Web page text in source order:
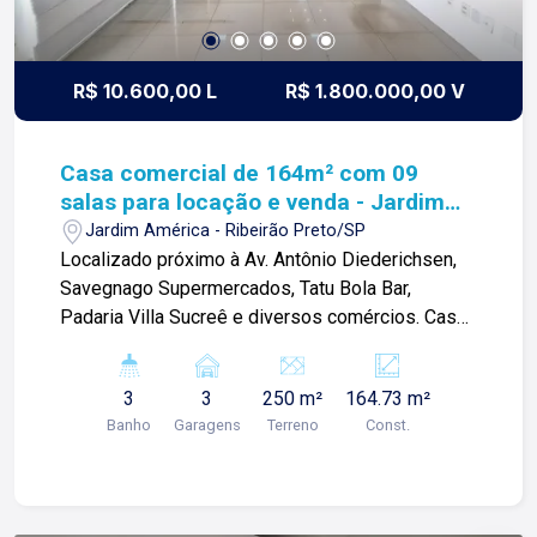
R$ 10.600,00 L R$ 1.800.000,00 V
Casa comercial de 164m² com 09
salas para locação e venda - Jardim
América
Jardim América - Ribeirão Preto/SP
Localizado próximo à Av. Antônio Diederichsen,
Savegnago Supermercados, Tatu Bola Bar,
Padaria Villa Sucreê e diversos comércios. Casa
-02 lavabos; -01 banheiro interno; -Copa; -Área de
serviços; -Corredor lateral -Estacionamento
frontal; Para mais informações e agendamento
3
Banho
3
Garagens
250 m²
Terreno
164.73 m²
Const.